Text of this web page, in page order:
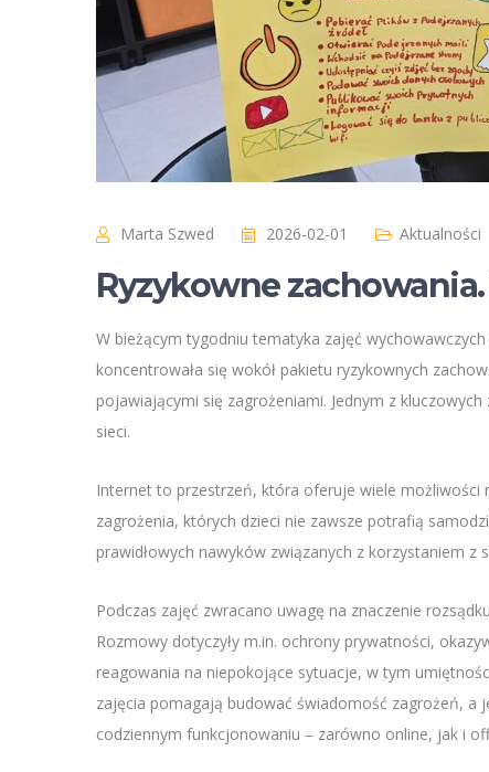
Marta Szwed 2026-02-01 Aktualności
Ryzykowne
W bieżącym tygodniu tematyka zajęć
koncentrowała się wokół pakietu ryzykownych
pojawiającymi się zagrożeniami. Jednym z
sieci.
Internet to przestrzeń, która oferuje wiele możliwości
zagrożenia, których dzieci nie zawsze potrafią
prawidłowych nawyków związanych z korzystaniem z
Podczas zajęć zwracano uwagę na znaczenie
Rozmowy dotyczyły m.in. ochrony prywatności,
reagowania na niepokojące sytuacje, w tym
zajęcia pomagają budować świadomość zagrożeń, a
codziennym funkcjonowaniu – zarówno online, jak i